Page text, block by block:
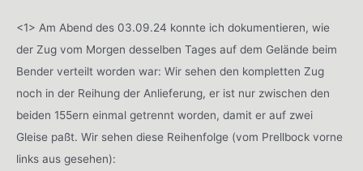
<1> Am Abend des 03.09.24 konnte ich dokumentieren, wie
der Zug vom Morgen desselben Tages auf dem Gelände beim
Bender verteilt worden war: Wir sehen den kompletten Zug
noch in der Reihung der Anlieferung, er ist nur zwischen den
beiden 155ern einmal getrennt worden, damit er auf zwei
Gleise paßt. Wir sehen diese Reihenfolge (vom Prellbock vorne
links aus gesehen):